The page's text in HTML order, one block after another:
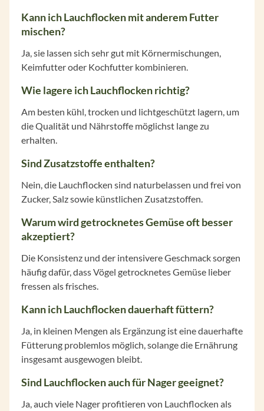
Kann ich Lauchflocken mit anderem Futter
mischen?
Ja, sie lassen sich sehr gut mit Körnermischungen,
Keimfutter oder Kochfutter kombinieren.
Wie lagere ich Lauchflocken richtig?
Am besten kühl, trocken und lichtgeschützt lagern, um
die Qualität und Nährstoffe möglichst lange zu
erhalten.
Sind Zusatzstoffe enthalten?
Nein, die Lauchflocken sind naturbelassen und frei von
Zucker, Salz sowie künstlichen Zusatzstoffen.
Warum wird getrocknetes Gemüse oft besser
akzeptiert?
Die Konsistenz und der intensivere Geschmack sorgen
häufig dafür, dass Vögel getrocknetes Gemüse lieber
fressen als frisches.
Kann ich Lauchflocken dauerhaft füttern?
Ja, in kleinen Mengen als Ergänzung ist eine dauerhafte
Fütterung problemlos möglich, solange die Ernährung
insgesamt ausgewogen bleibt.
Sind Lauchflocken auch für Nager geeignet?
Ja, auch viele Nager profitieren von Lauchflocken als